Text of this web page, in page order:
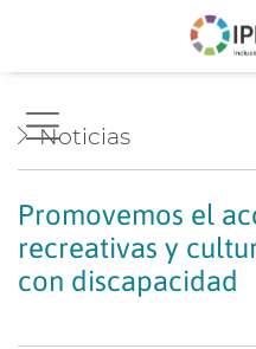
Noticias
Promovemos el
recreativas y
con discapacidad